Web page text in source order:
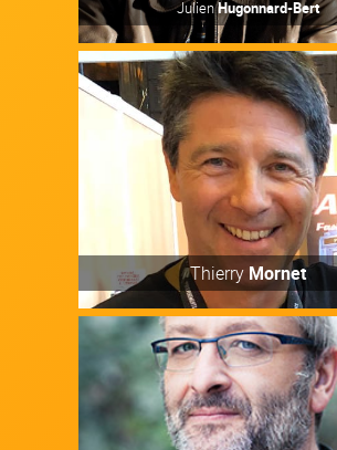
JulienHugonnard-Bert
Thierry Mornet
Auteur / Autrice
Découvrir
Artiste
Découvrir